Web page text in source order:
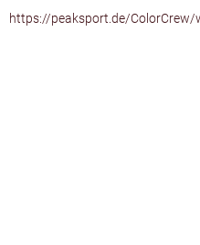
https://peaksport.de/